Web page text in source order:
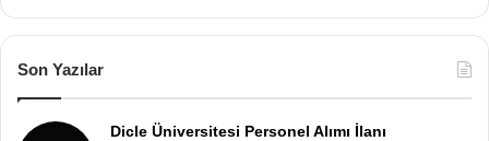
Son Yazılar
Dicle Üniversitesi Personel Alımı İlanı